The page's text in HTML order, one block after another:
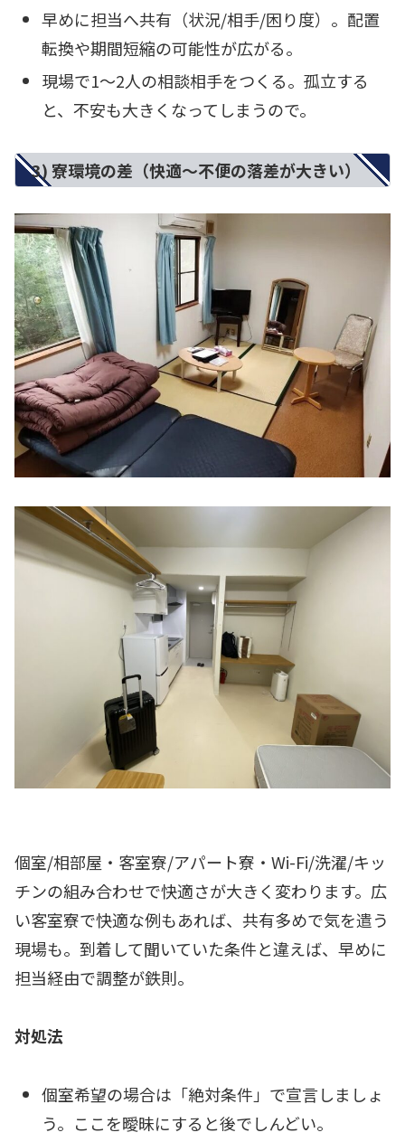
早めに担当へ共有（状況/相手/困り度）。配置
転換や期間短縮の可能性が広がる。
現場で1〜2人の相談相手をつくる。孤立する
と、不安も大きくなってしまうので。
3) 寮環境の差（快適〜不便の落差が大きい）
個室/相部屋・客室寮/アパート寮・Wi-Fi/洗濯/キッ
チンの組み合わせで快適さが大きく変わります。広
い客室寮で快適な例もあれば、共有多めで気を遣う
現場も。到着して聞いていた条件と違えば、早めに
担当経由で調整が鉄則。
対処法
個室希望の場合は「絶対条件」で宣言しましょ
う。ここを曖昧にすると後でしんどい。